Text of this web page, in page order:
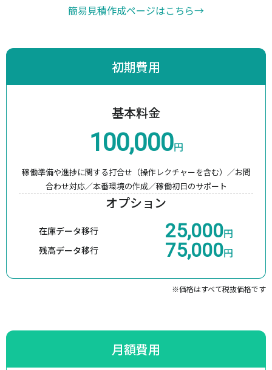
簡易見積作成ページはこちら→
初期費用
基本料金
100,000円
稼働準備や進捗に関する打合せ（操作レクチャーを含む）／お問
合わせ対応／本番環境の作成／稼働初日のサポート
オプション
在庫データ移行 25,000円
残高データ移行 75,000円
※価格はすべて税抜価格です
月額費用